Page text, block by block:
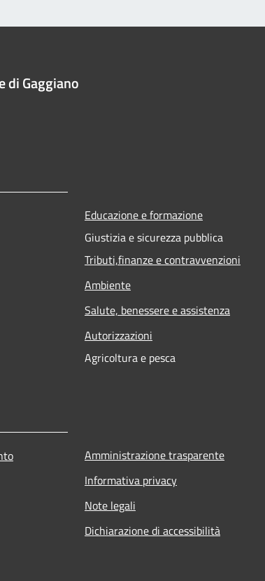
di Gaggiano
Educazione e formazione
Giustizia e sicurezza pubblica
Tributi,finanze e contravvenzioni
Ambiente
Salute, benessere e assistenza
Autorizzazioni
Agricoltura e pesca
Amministrazione trasparente
Informativa privacy
Note legali
Dichiarazione di accessibilità